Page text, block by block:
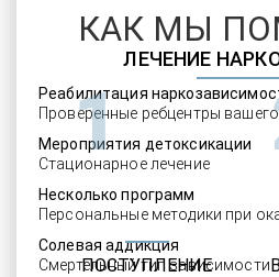
ЛЕЧЕНИЕ
Реабилитация
Проверенные ребцентры
Мероприятия детоксикации
Стационарное лечение
Несколько программ
Персональные методики при
Солевая аддикция
Смертельный тип зависимости
КАК МЫ
1
ПОСТУПЛЕНИЕ